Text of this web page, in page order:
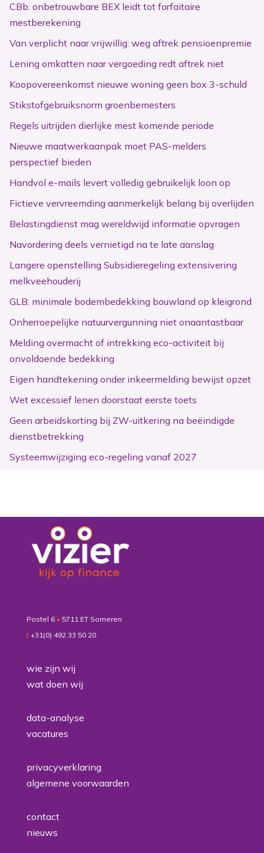
CBb: onbetrouwbare BEX leidt tot forfaitaire
mestberekening
Van verplicht naar vrijwillig: weg aftrek pensioenpremie
Lening omkatten naar vergoeding redt aftrek niet
Koopovereenkomst nieuwe woning geen box 3-schuld
Stikstofgebruiksnorm groenbemesters
Regels uitrijden dierlijke mest komende periode
Nieuwe maatwerkaanpak moet PAS-melders
perspectief bieden
Handvol e-mails levert volledig gebruikelijk loon op
Fictieve vervreemding aanmerkelijk belang bij overlijden
Belastingdienst mag wereldwijd informatie opvragen
Navordering deels vernietigd na te late aanslag
Langere openstelling Subsidieregeling extensivering
melkveehouderij
GLB: minimale bodembedekking bouwland op kleigrond
Onherroepelijke natuurvergunning niet onaantastbaar
Melding overmacht of intrekking eco-activiteit bij
onvoldoende bedekking
Eigen handtekening onder inkeermelding bewijst opzet
Wet excessief lenen doorstaat eerste toets
Geen arbeidskorting bij ZW-uitkering na beëindigde
dienstbetrekking
Systeemwijziging eco-regeling vanaf 2027
Postel 6 • 5711 ET Someren
t +31(0) 492 33 50 20
wie zijn wij
wat doen wij
data-analyse
vacatures
privacyverklaring
algemene voorwaarden
contact
nieuws